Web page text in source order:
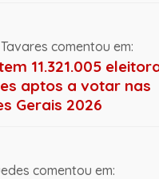
comentou em:
11.321.005
aptos a votar nas
Gerais 2026
comentou em: